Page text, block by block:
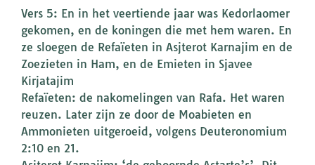
Vers 5: En in het veertiende jaar was Kedorlaomer
gekomen, en de koningen die met hem waren. En
ze sloegen de Refaïeten in Asjterot Karnajim en de
Zoezieten in Ham, en de Emieten in Sjavee
Kirjatajim
Refaïeten: de nakomelingen van Rafa. Het waren
reuzen. Later zijn ze door de Moabieten en
Ammonieten uitgeroeid, volgens Deuteronomium
2:10 en 21.